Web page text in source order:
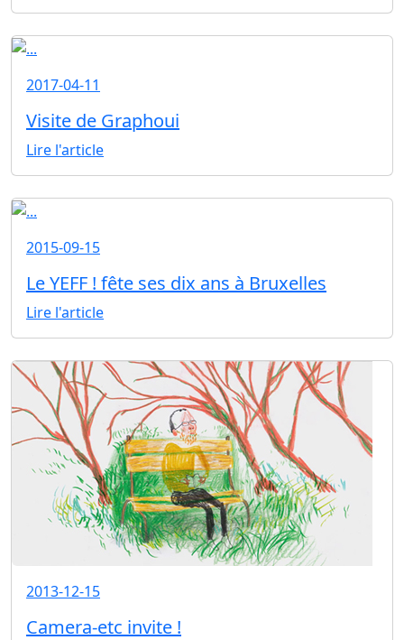
2017-04-11
Visite de Graphoui
Lire l'article
2015-09-15
Le YEFF ! fête ses dix ans à Bruxelles
Lire l'article
2013-12-15
Camera-etc invite !